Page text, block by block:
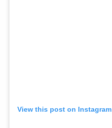
View this post on Instagram